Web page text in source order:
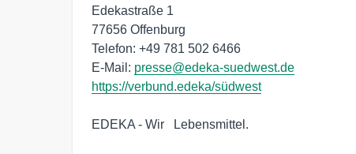
Edekastraße 1
77656 Offenburg
Telefon: +49 781 502 6466
E-Mail: presse@edeka-suedwest.de
https://verbund.edeka/südwest
EDEKA - Wir   Lebensmittel.